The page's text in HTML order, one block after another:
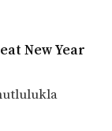
New Year